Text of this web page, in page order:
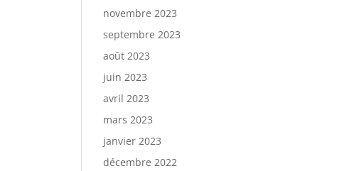
novembre 2023
septembre 2023
août 2023
juin 2023
avril 2023
mars 2023
janvier 2023
décembre 2022